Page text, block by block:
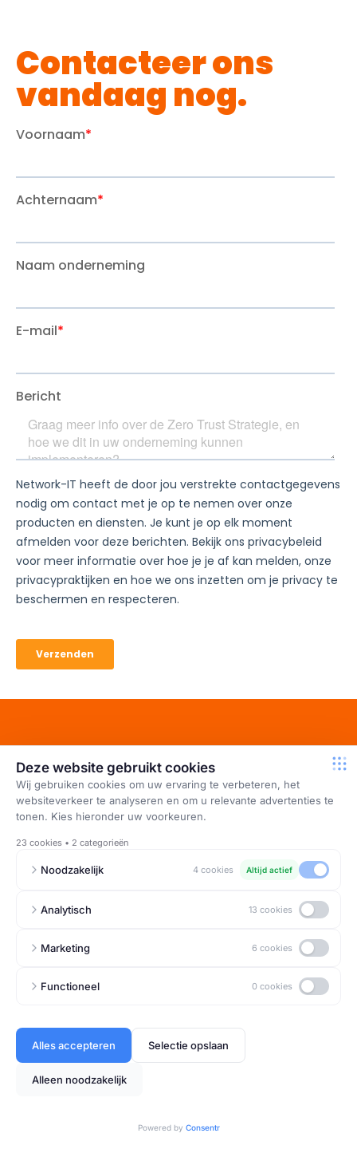
Contacteer ons
vandaag nog.
Wat kunnen wij doen?
Onze diensten
BijNetwork-ITleveren we
betrouwbare netwerkoplossingen
netwerken.